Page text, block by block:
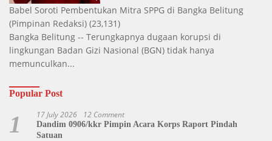
Babel Soroti Pembentukan Mitra SPPG di Bangka Belitung
(Pimpinan Redaksi) (23,131)
Bangka Belitung -- Terungkapnya dugaan korupsi di
lingkungan Badan Gizi Nasional (BGN) tidak hanya
memunculkan...
Popular Post
1 17 July 2026 12 Comment
Dandim 0906/kkr Pimpin Acara Korps Raport Pindah
Satuan